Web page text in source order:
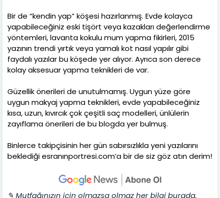
Bir de “kendin yap” köşesi hazırlanmış. Evde kolayca
yapabileceğiniz eski tişört veya kazakları değerlendirme
yöntemleri, lavanta kokulu mum yapma fikirleri, 2015
yazının trendi yırtık veya yamalı kot nasıl yapılır gibi
faydalı yazılar bu köşede yer alıyor. Ayrıca son derece
kolay aksesuar yapma teknikleri de var.
Güzellik önerileri de unutulmamış. Uygun yüze göre
uygun makyaj yapma teknikleri, evde yapabileceğiniz
kısa, uzun, kıvırcık çok çeşitli saç modelleri, ünlülerin
zayıflama önerileri de bu blogda yer bulmuş.
Binlerce takipçisinin her gün sabırsızlıkla yeni yazılarını
beklediği esranınportresi.com’a bir de siz göz atın derim!
✎ Mutfağınızın için olmazsa olmaz her bilgi burada.